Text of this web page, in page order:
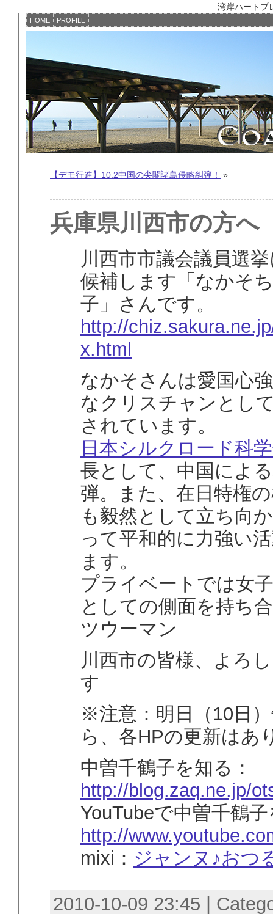
湾岸ハート
HOME PROFILE
【デモ行進】10.2中国の尖閣諸島侵略糾弾！ »
兵庫県川西市の方へ
川西市市議会議員選
候補します「なかそ
子」さんです。
http://
x.html
なかそさんは愛国心
なクリスチャンとし
されています。
日本シルクロード科
長として、中国によ
弾。また、在日特権
も毅然として立ち向
って平和的に力強い
ます。
プライベートでは女
としての側面を持ち
ツウーマン
川西市の皆様、よろ
す
※注意：明日（10日
ら、各HPの更新はあ
中曽千鶴子を知る：
http://blog.zaq.ne.jp/
YouTubeで中曽千鶴
http://
mixi： ジャンヌ♪おつ
2010-10-09 23:45 |